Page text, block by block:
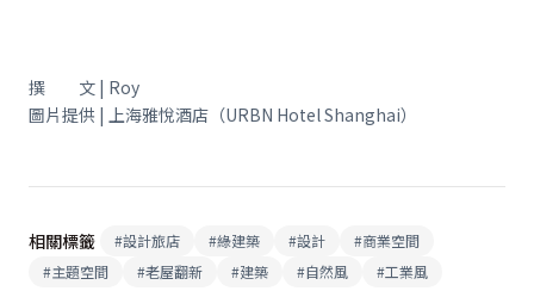
撰 文 | Roy
圖片提供 | 上海雅悅酒店（URBN Hotel Shanghai）
相關標籤 #設計旅店 #綠建築 #設計 #商業空間
#主題空間 #老屋翻新 #建築 #自然風 #工業風